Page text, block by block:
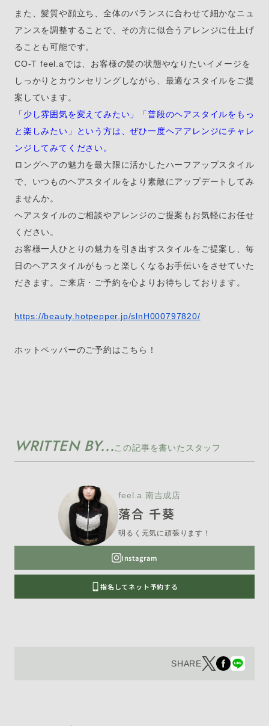
また、髪質や顔立ち、全体のバランスに合わせて細かなニュ
アンスを調整することで、その方に似合うアレンジに仕上げ
ることも可能です。
CO-T feel.aでは、お客様の髪の状態やなりたいイメージを
しっかりとカウンセリングしながら、最適なスタイルをご提
案しています。
「少し雰囲気を変えてみたい」「普段のヘアスタイルをもっ
と楽しみたい」という方は、ぜひ一度ヘアアレンジにチャレ
ンジしてみてください。
ロングヘアの魅力を最大限に活かしたハーフアップスタイル
で、いつものヘアスタイルをより素敵にアップデートしてみ
ませんか。
ヘアスタイルのご相談やアレンジのご提案もお気軽にお任せ
ください。
お客様一人ひとりの魅力を引き出すスタイルをご提案し、毎
日のヘアスタイルがもっと楽しくなるお手伝いをさせていた
だきます。ご来店・ご予約を心よりお待ちしております。
https://beauty.hotpepper.jp/slnH000797820/
ホットペッパーのご予約はこちら！
WRITTEN BY... この記事を書いたスタッフ
feel.a 南吉成店
落合 千葵
明るく元気に頑張ります！
Instagram
指名してネット予約する
SHARE